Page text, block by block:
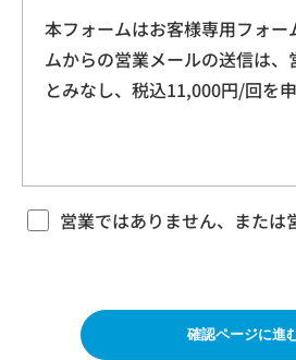
ド、ご利用日時、ご利用の
郵便番号や性別、職業、年齢
ドレス、クッキー情報、位
識別情報などを指します。
当社は、ユーザーが利用す
号などの個人情報をお尋ねす
す。また、ユーザーと提携
第２条 契約の成立
本規約に基づく本サービスに関
様が修理をご希望になる携帯電
て必要事項および本サービス提
の後、当社がお客様のご依頼
サービスを提供できない場合が
の判断でご依頼をお断りする場
本フォームはお客様専用フォー
ムからの営業メールの送信は、
とみなし、税込11,000円/回を
営業ではありません、または